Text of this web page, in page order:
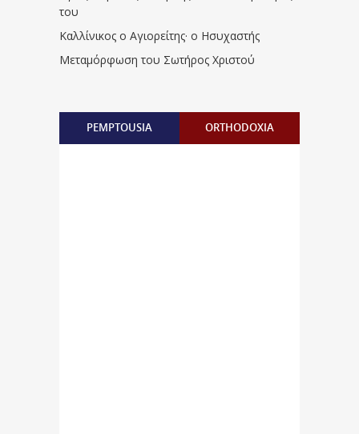
του
Καλλίνικος ο Αγιορείτης · ο Ησυχαστής
Μεταμόρφωση του Σωτήρος Χριστού
PEMPTOUSIA ORTHODOXIA